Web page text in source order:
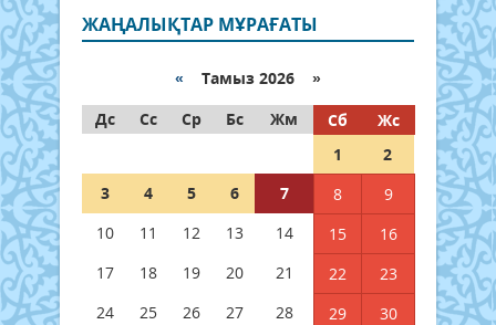
ЖАҢАЛЫҚТАР МҰРАҒАТЫ
« Тамыз 2026 »
Дс
Сс Ср Бс Жм Сб
Жс
1
2
3
4 5 6 7 8
9
10
11 12 13 14 15
16
17
18 19 20 21 22
23
24
25 26 27 28 29
30